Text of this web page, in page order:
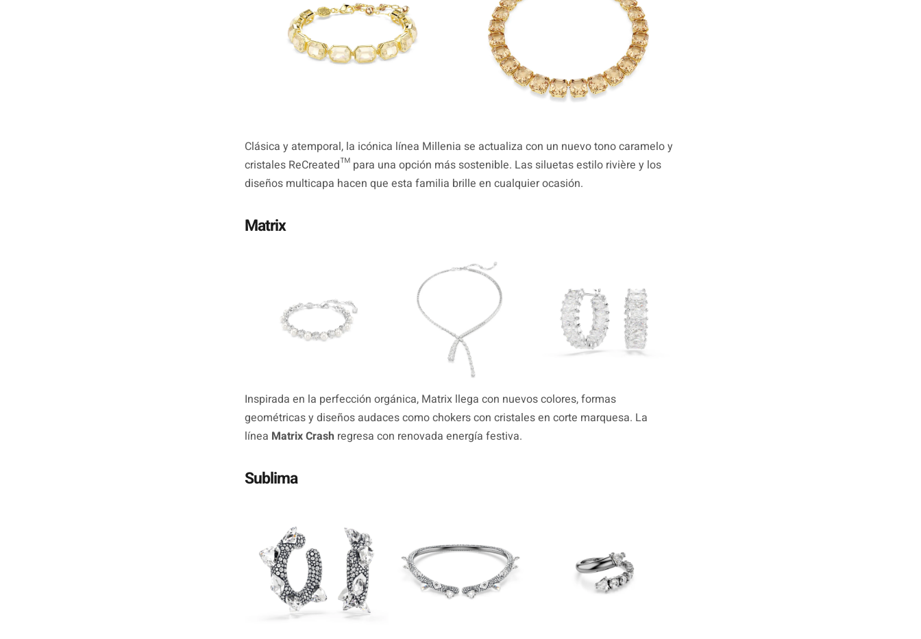
Clásica y atemporal, la icónica línea Millenia se actualiza con un nuevo tono caramelo y
cristales ReCreated™ para una opción más sostenible. Las siluetas estilo rivière y los
diseños multicapa hacen que esta familia brille en cualquier ocasión.
Matrix
Inspirada en la perfección orgánica, Matrix llega con nuevos colores, formas
geométricas y diseños audaces como chokers con cristales en corte marquesa. La
línea Matrix Crash regresa con renovada energía festiva.
Sublima